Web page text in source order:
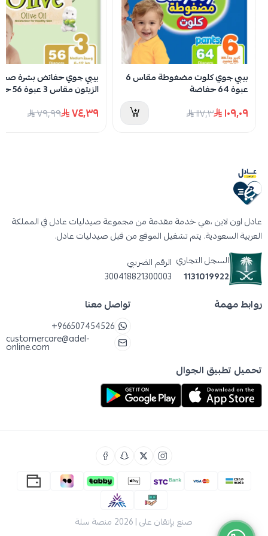
لا توجد تقييمات حاليا
بيبي جوي كلوت مضغوطة مقاس 6
عبوة 64 حفاضة
١٠٩٫٠٩ ١١٧٫٣
بيبي جوي حفائض بشرة
الزيتون مقاس 3 عبوة 56 حفاضة
٧٤٫٣٩ ٧٩٫٩٩
عادل اون لاين ،هي خدمة مقدمة من مجموعة صيدليات عادل في المملكة
العربية السعودية. يتم تشغيل الموقع من قبل صيدليات عادل.
السجل التجاري
1131019922
الرقم الضريبي
300418821300003
روابط مهمة تواصل معنا
+966507454526
customercare@adel-
online.com
تحميل تطبيق الجوال
صنع بإتقان على | 2026 منصة سلة